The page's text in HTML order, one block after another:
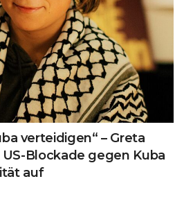
verteidigen“ – Greta
Blockade gegen Kuba
auf